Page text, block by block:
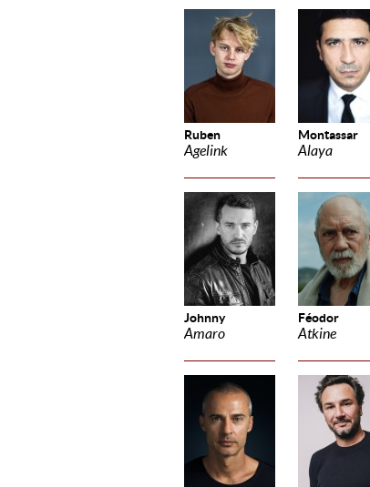
Ruben
Agelink
Montassar
Alaya
Johnny
Amaro
Féodor
Atkine